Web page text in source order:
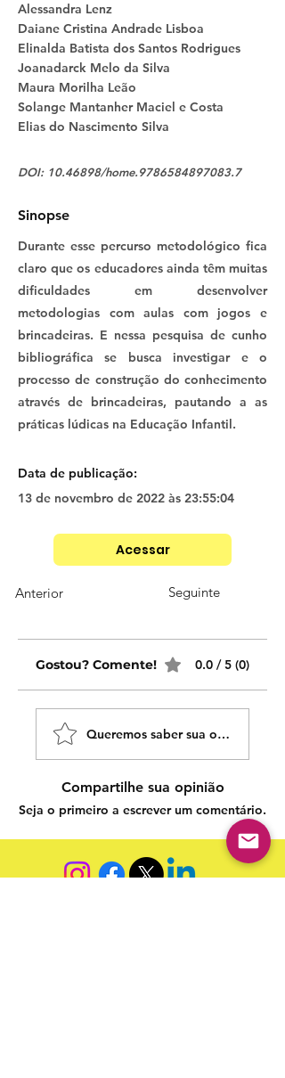
Alessandra Lenz
Daiane Cristina Andrade Lisboa
Elinalda Batista dos Santos Rodrigues
Joanadarck Melo da Silva
Maura Morilha Leão
Solange Mantanher Maciel e Costa
Elias do Nascimento Silva
DOI: 10.46898/home.9786584897083.7
Sinopse
Durante esse percurso metodológico fica
claro que os educadores ainda têm muitas
dificuldades em desenvolver
metodologias com aulas com jogos e
brincadeiras. E nessa pesquisa de cunho
bibliográfica se busca investigar e o
processo de construção do conhecimento
através de brincadeiras, pautando a as
práticas lúdicas na Educação Infantil.
Data de publicação:
13 de novembro de 2022 às 23:55:04
Acessar
Anterior Seguinte
Gostou? Comente! 0.0 / 5 (0)
Queremos saber sua opinião
Compartilhe sua opinião
Seja o primeiro a escrever um comentário.